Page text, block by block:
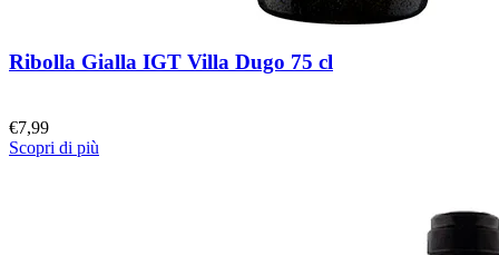
Ribolla Gialla IGT Villa Dugo 75 cl
€7,99
Scopri di più